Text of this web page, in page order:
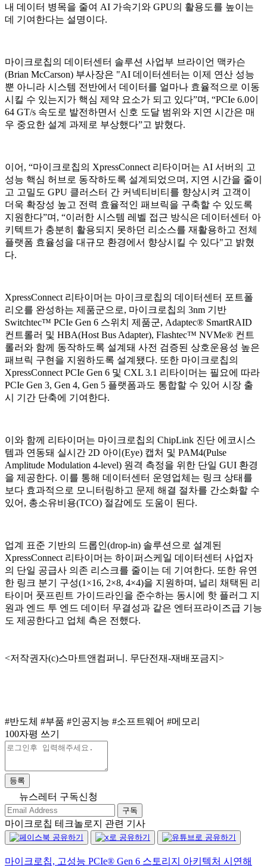
내 데이터 병목을 줄여 AI 가속기와 GPU의 활용도를 높이는
데 기여한다는 설명이다.
마이크로칩의 데이터센터 솔루션 사업부 브라이언 맥카슨
(Brian McCarson) 부사장은 "AI 데이터센터는 이제 연산 성능
뿐 아니라 시스템 전반에서 데이터를 얼마나 효율적으로 이동
시킬 수 있는지가 핵심 제약 요소가 되고 있다”며, “PCIe 6.0이
64 GT/s 속도로 발전하면서 신호 도달 범위와 지연 시간은 매
우 중요한 설계 과제로 부상했다”고 밝혔다.
이어, “마이크로칩의 XpressConnect 리타이머는 AI 서버의 고
성능 핵심 허브로 동작하도록 설계되었으며, 지연 시간을 줄이
고 고밀도 GPU 클러스터 간 커넥티비티를 향상시켜 고객이
더욱 확장성 높고 전력 효율적인 패브릭을 구축할 수 있도록
지원한다”며, “이러한 시스템 레벨 접근 방식은 데이터센터 아
키텍트가 충분히 활용되지 못하던 리소스를 재활용하고 전체
플랫폼 효율성을 대규모 환경에서 향상시킬 수 있다"고 밝혔
다.
XpressConnect 리타이머는 마이크로칩의 데이터센터 포트폴
리오를 완성하는 제품군으로, 마이크로칩의 3nm 기반
Switchtec™ PCIe Gen 6 스위치 제품군, Adaptec® SmartRAID
컨트롤러 및 HBA(Host Bus Adapter), Flashtec™ NVMe® 컨트
롤러와 함께 동작하도록 설계돼 사전 검증된 상호운용성 높은
패브릭 구현을 지원하도록 설계됐다. 또한 마이크로칩의
XpressConnect PCIe Gen 6 및 CXL 3.1 리타이머는 필요에 따라
PCIe Gen 3, Gen 4, Gen 5 플랫폼과도 통합할 수 있어 시장 출
시 기간 단축에 기여한다.
이와 함께 리타이머는 마이크로칩의 ChipLink 진단 에코시스
템과 연동돼 실시간 2D 아이(Eye) 캡처 및 PAM4(Pulse
Amplitude Modulation 4-level) 원격 측정을 위한 단일 GUI 환경
을 제공한다. 이를 통해 데이터센터 운영업체는 링크 상태를
보다 효과적으로 모니터링하고 문제 해결 절차를 간소화할 수
있어, 총소유비용(TCO) 절감에도 도움이 된다.
업계 표준 기반의 드롭인(drop-in) 솔루션으로 설계된
XpressConnect 리타이머는 하이퍼스케일 데이터센터 사업자
의 단일 공급사 의존 리스크를 줄이는 데 기여한다. 또한 유연
한 링크 분기 구성(1×16, 2×8, 4×4)을 지원하며, 널리 채택된 리
타이머 풋프린트 가이드라인을 준수하는 동시에 핫 플러그 지
원과 엔드 투 엔드 데이터 무결성과 같은 엔터프라이즈급 기능
도 제공한다고 업체 측은 전했다.
<저작권자(c)스마트앤컴퍼니. 무단전재-재배포금지>
#반도체 #부품 #인공지능 #소프트웨어 #메모리
100자평 쓰기
등록
뉴스레터 구독신청
구독
마이크로칩 테크놀로지 관련 기사
마이크로칩, 고성능 PCIe® Gen 6 스토리지 아키텍처 시연해